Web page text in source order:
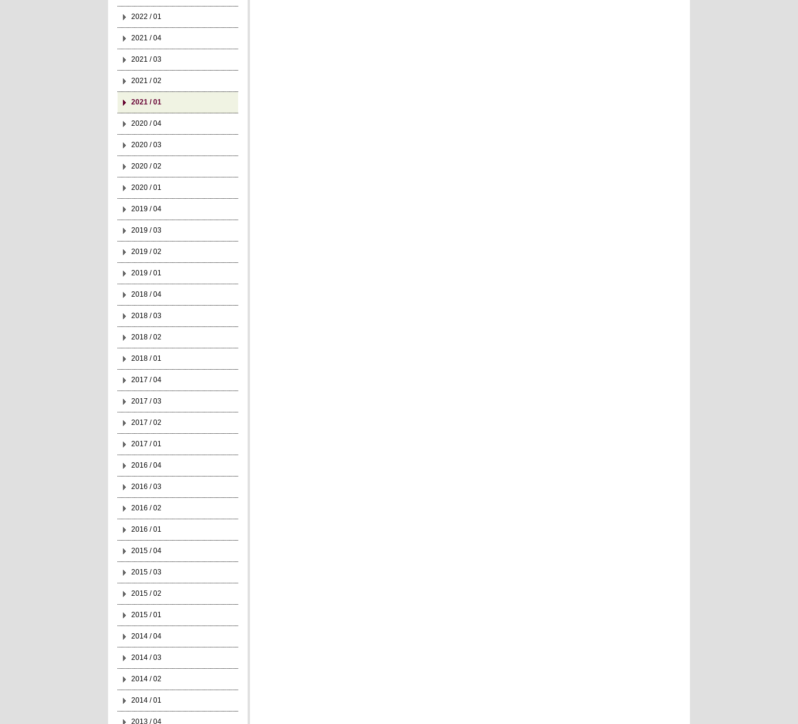
2022 / 01
2021 / 04
2021 / 03
2021 / 02
2021 / 01
2020 / 04
2020 / 03
2020 / 02
2020 / 01
2019 / 04
2019 / 03
2019 / 02
2019 / 01
2018 / 04
2018 / 03
2018 / 02
2018 / 01
2017 / 04
2017 / 03
2017 / 02
2017 / 01
2016 / 04
2016 / 03
2016 / 02
2016 / 01
2015 / 04
2015 / 03
2015 / 02
2015 / 01
2014 / 04
2014 / 03
2014 / 02
2014 / 01
2013 / 04